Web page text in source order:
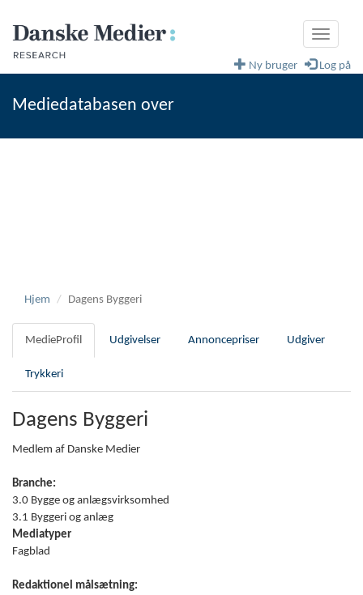
Toggle
Log på
Ny bruger
Mediedatabasen over
Hjem Dagens Byggeri
MedieProfil Udgivelser Annoncepriser Udgiver
Trykkeri
Dagens Byggeri
Medlem af Danske Medier
Branche:
3.0 Bygge og anlægsvirksomhed
3.1 Byggeri og anlæg
Mediatyper
Fagblad
Redaktionel målsætning: